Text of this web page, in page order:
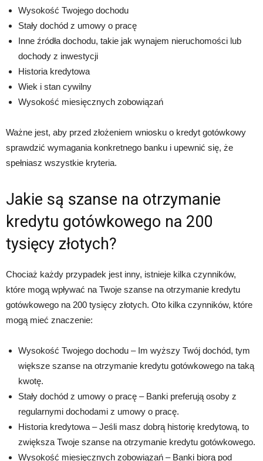
Wysokość Twojego dochodu
Stały dochód z umowy o pracę
Inne źródła dochodu, takie jak wynajem nieruchomości lub
dochody z inwestycji
Historia kredytowa
Wiek i stan cywilny
Wysokość miesięcznych zobowiązań
Ważne jest, aby przed złożeniem wniosku o kredyt gotówkowy
sprawdzić wymagania konkretnego banku i upewnić się, że
spełniasz wszystkie kryteria.
Jakie są szanse na otrzymanie
kredytu gotówkowego na 200
tysięcy złotych?
Chociaż każdy przypadek jest inny, istnieje kilka czynników,
które mogą wpływać na Twoje szanse na otrzymanie kredytu
gotówkowego na 200 tysięcy złotych. Oto kilka czynników, które
mogą mieć znaczenie:
Wysokość Twojego dochodu – Im wyższy Twój dochód, tym
większe szanse na otrzymanie kredytu gotówkowego na taką
kwotę.
Stały dochód z umowy o pracę – Banki preferują osoby z
regularnymi dochodami z umowy o pracę.
Historia kredytowa – Jeśli masz dobrą historię kredytową, to
zwiększa Twoje szanse na otrzymanie kredytu gotówkowego.
Wysokość miesięcznych zobowiązań – Banki biorą pod